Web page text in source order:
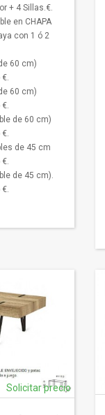
+ 4 Sillas.€.
en CHAPA
con 1 ó 2
60 cm)
60 cm)
de 60 cm)
de 45 cm
de 45 cm).
Solicitar precio